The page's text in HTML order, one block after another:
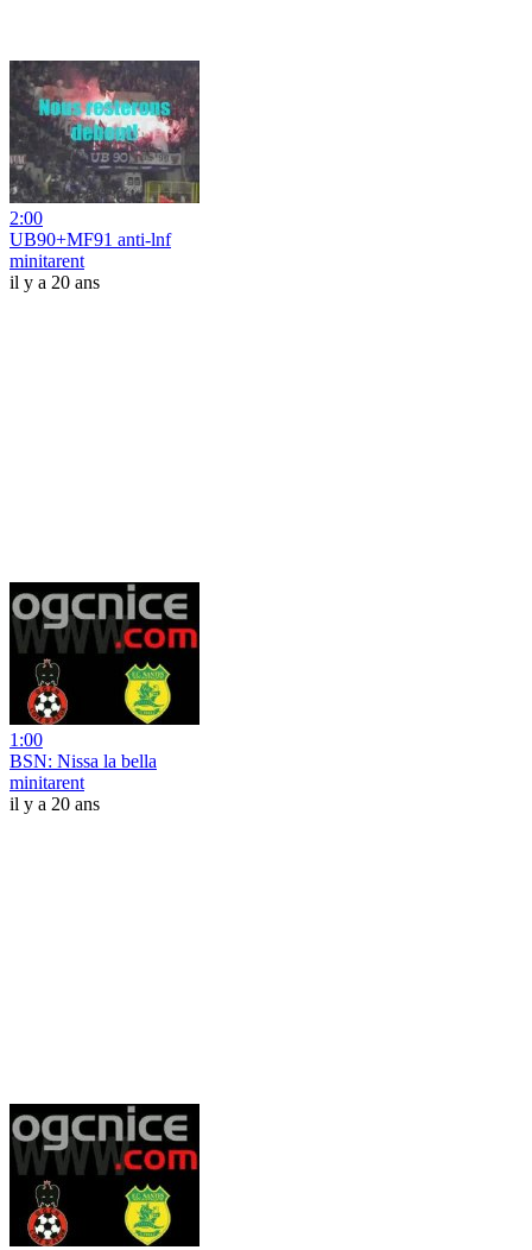
2:00
UB90+MF91 anti-lnf
minitarent
il y a 20 ans
1:00
BSN: Nissa la bella
minitarent
il y a 20 ans